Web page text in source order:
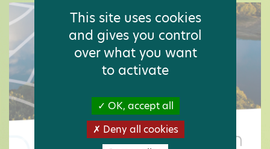
This site uses cookies
and gives you control
over what you want
to activate
OK, accept all
Deny all cookies